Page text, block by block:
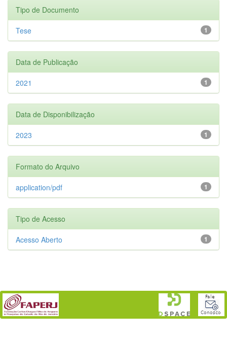
Tipo de Documento
1
Tese
Data de Publicação
1
2021
Data de Disponibilização
1
2023
Formato do Arquivo
1
application/pdf
Tipo de Acesso
1
Acesso Aberto